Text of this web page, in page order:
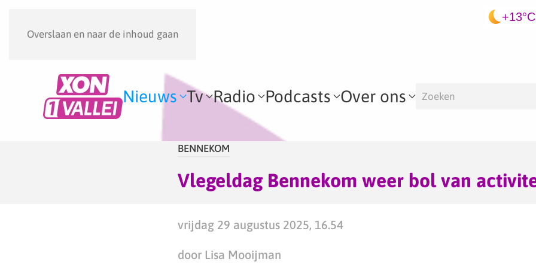
Overslaan en naar de inhoud gaan
+13°C
Nieuws Tv Radio Podcasts Over ons
BENNEKOM
Vlegeldag Bennekom weer bol van
vrijdag 29 augustus 2025, 16.54
door Lisa Mooijman